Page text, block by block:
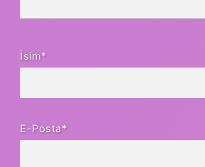
İsim*
E-Posta*